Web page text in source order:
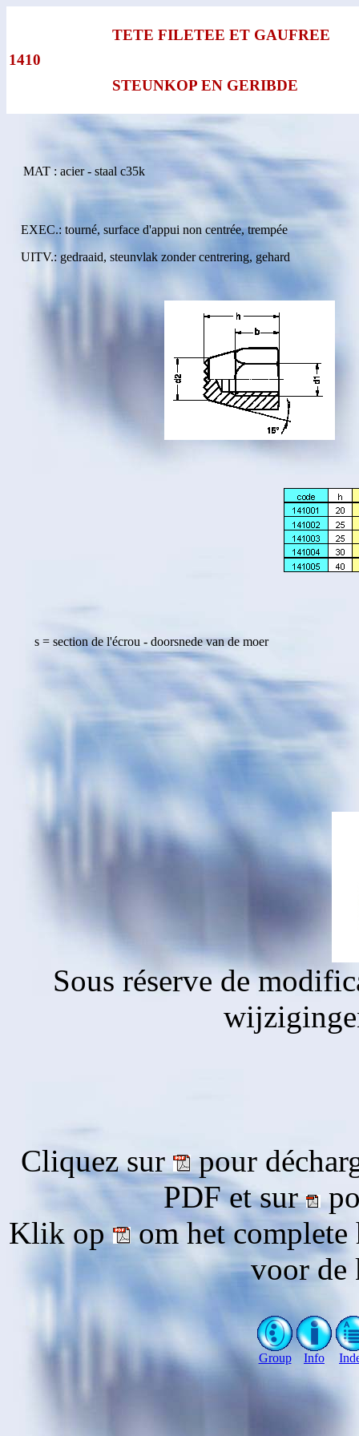
1410
TETE FILETEE ET GAUFREE
STEUNKOP EN GERIBDE
MAT : acier - staal c35k
EXEC.: tourné, surface d'appui non centrée, trempée
UITV.: gedraaid, steunvlak zonder centrering, gehard
s = section de l'écrou - doorsnede van de moer
Sous réserve de
Cliquez sur
pour
PDF et sur
Klik op
om het complete
voor de
Group Info